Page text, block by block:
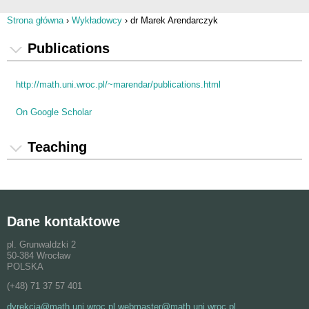
Strona główna› Wykładowcy › dr Marek Arendarczyk
Publications
http://math.uni.wroc.pl/~marendar/publications.html
On Google Scholar
Teaching
Dane kontaktowe
pl. Grunwaldzki 2
50-384 Wrocław
POLSKA
(+48) 71 37 57 401
dyrekcja@math.uni.wroc.pl webmaster@math.uni.wroc.pl